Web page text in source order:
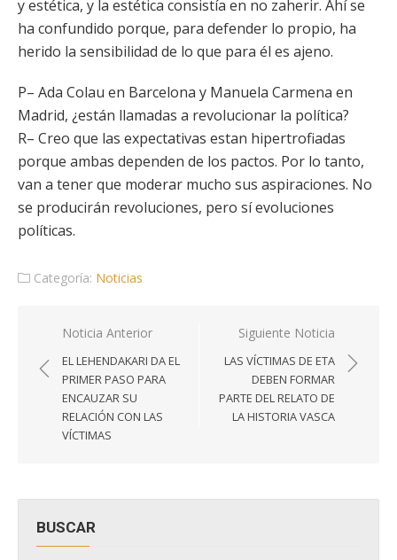
y estética, y la estética consistía en no zaherir. Ahí se
ha confundido porque, para defender lo propio, ha
herido la sensibilidad de lo que para él es ajeno.
P– Ada Colau en Barcelona y Manuela Carmena en
Madrid, ¿están llamadas a revolucionar la política?
R– Creo que las expectativas estan hipertrofiadas
porque ambas dependen de los pactos. Por lo tanto,
van a tener que moderar mucho sus aspiraciones. No
se producirán revoluciones, pero sí evoluciones
políticas.
Categoría: Noticias
Navegación
de
entradas
Noticia Anterior
EL LEHENDAKARI DA EL
PRIMER PASO PARA
ENCAUZAR SU
RELACIÓN CON LAS
VÍCTIMAS
Siguiente Noticia
LAS VÍCTIMAS DE ETA
DEBEN FORMAR
PARTE DEL RELATO DE
LA HISTORIA VASCA
BUSCAR